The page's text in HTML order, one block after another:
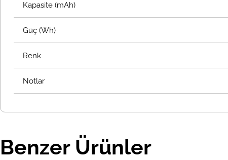
Kapasite (mAh)
Güç (Wh)
Renk
Notlar
Benzer Ürünler